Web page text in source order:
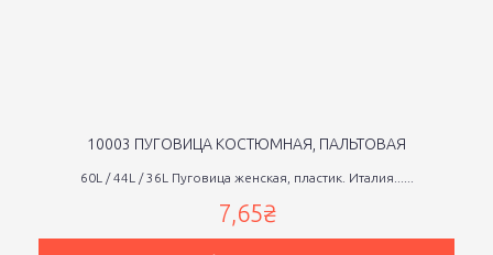
10003 ПУГОВИЦА КОСТЮМНАЯ, ПАЛЬТОВАЯ
60L / 44L / 36L Пуговица женская, пластик. Италия......
7,65₴